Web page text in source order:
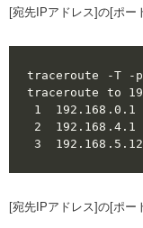
[宛先IPアドレス]の[ポー
traceroute -T -p
traceroute to
1  192.168.0.1
2  192.168.4.1
[宛先IPアドレス]の[ポー